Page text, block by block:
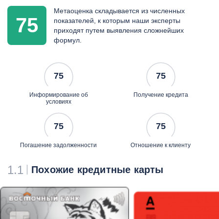
75
Метаоценка складывается из численных
показателей, к которым наши эксперты
приходят путем выявления сложнейших
формул.
75
Информирование об
условиях
75
Получение кредита
75
Погашение задолженности
75
Отношение к клиенту
1.1 Похожие кредитные карты